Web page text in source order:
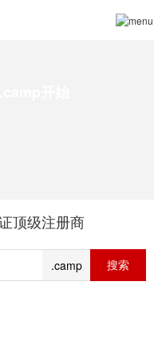
顶级注册商
.camp